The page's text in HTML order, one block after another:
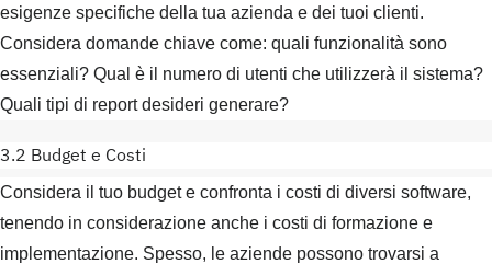
esigenze specifiche della tua azienda e dei tuoi clienti.
Considera domande chiave come: quali funzionalità sono
essenziali? Qual è il numero di utenti che utilizzerà il sistema?
Quali tipi di report desideri generare?
3.2 Budget e Costi
Considera il tuo budget e confronta i costi di diversi software,
tenendo in considerazione anche i costi di formazione e
implementazione. Spesso, le aziende possono trovarsi a